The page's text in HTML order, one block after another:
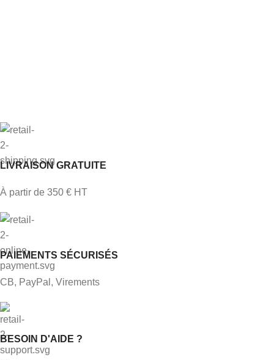
LIVRAISON GRATUITE
À partir de 350 € HT
PAIEMENTS SÉCURISÉS
CB, PayPal, Virements
BESOIN D'AIDE ?